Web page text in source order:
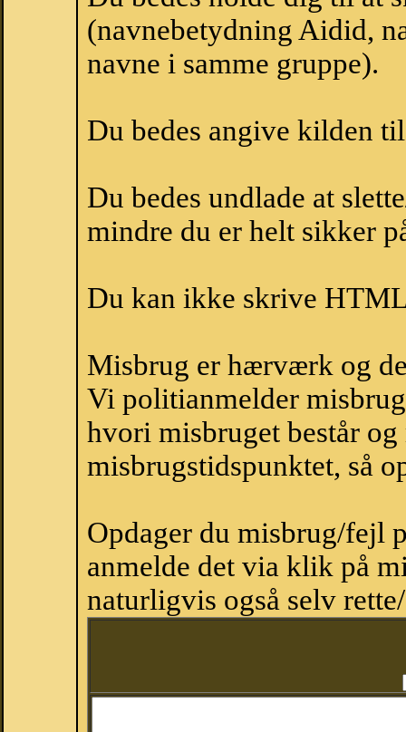
(navnebetydning Aidid,
navne i samme gruppe).
Du bedes angive kilden
Du bedes undlade at
mindre du er helt sikker
Du kan ikke skrive
Misbrug er hærværk og
Vi politianmelder
hvori misbruget består
misbrugstidspunktet, så
Opdager du misbrug/fejl
anmelde det via klik på
naturligvis også selv